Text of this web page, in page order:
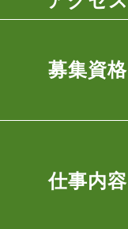
募集資格
仕事内容